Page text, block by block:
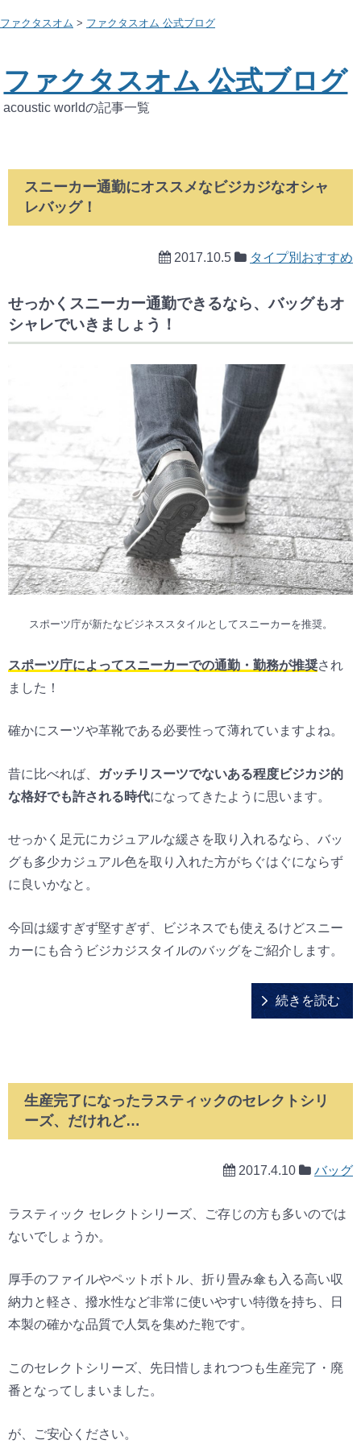
ファクタスオム > ファクタスオム 公式ブログ
ファクタスオム 公式ブログ
acoustic worldの記事一覧
スニーカー通勤にオススメなビジカジなオシャ
レバッグ！
2017.10.5 タイプ別おすすめ
せっかくスニーカー通勤できるなら、バッグもオ
シャレでいきましょう！
スポーツ庁が新たなビジネススタイルとしてスニーカーを推奨。
スポーツ庁によってスニーカーでの通勤・勤務が推奨され
ました！
確かにスーツや革靴である必要性って薄れていますよね。
昔に比べれば、
ガッチリスーツでないある程度ビジカジ的
な格好でも許される時代になってきたように思います。
せっかく足元にカジュアルな緩さを取り入れるなら、バッ
グも多少カジュアル色を取り入れた方がちぐはぐにならず
に良いかなと。
今回は緩すぎず堅すぎず、ビジネスでも使えるけどスニー
カーにも合うビジカジスタイルのバッグをご紹介します。
続きを読む
生産完了になったラスティックのセレクトシリ
ーズ、だけれど…
2017.4.10 バッグ
ラスティック セレクトシリーズ、ご存じの方も多いのでは
ないでしょうか。
厚手のファイルやペットボトル、折り畳み傘も入る高い収
納力と軽さ、撥水性など非常に使いやすい特徴を持ち、日
本製の確かな品質で人気を集めた鞄です。
このセレクトシリーズ、先日惜しまれつつも生産完了・廃
番となってしまいました。
が、ご安心ください。